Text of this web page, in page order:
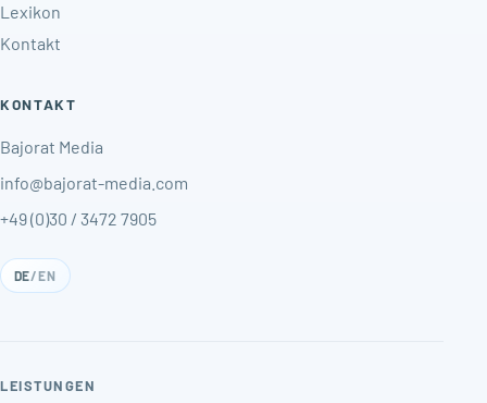
Lexikon
Kontakt
KONTAKT
Bajorat Media
info@bajorat-media.com
+49 (0)30 / 3472 7905
DE/EN
LEISTUNGEN